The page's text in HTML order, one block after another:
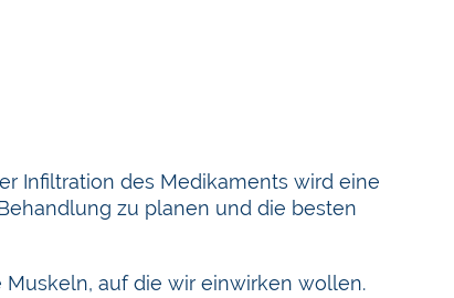
Infiltration des Medikaments wird eine
zu planen und die besten
auf die wir einwirken wollen.